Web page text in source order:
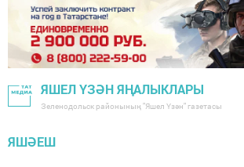
ЯШЕЛ ҮЗӘН ЯҢАЛЫКЛАРЫ
Зеленодольск районының "Яшел Үзән" газетасы
ЯШӘЕШ